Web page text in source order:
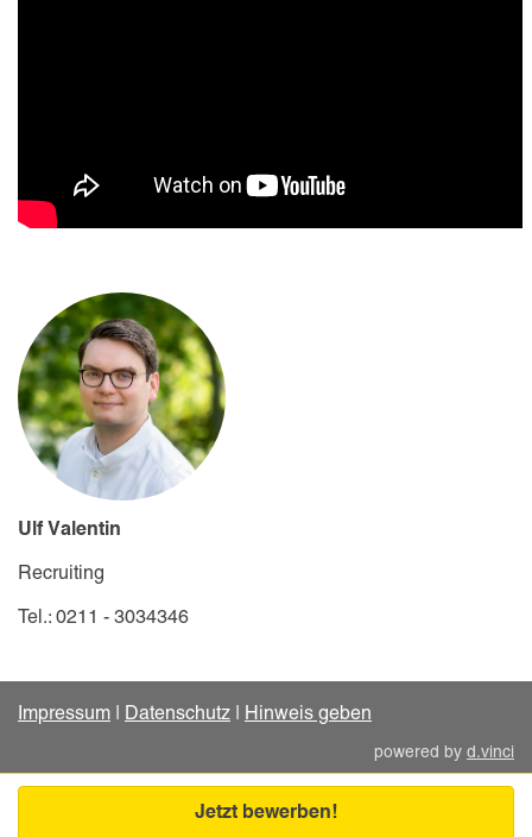
Ulf Valentin
Recruiting
Tel.: 0211 - 3034346
Jetzt bewerben!
Impressum | Datenschutz | Hinweis geben
powered by d.vinci